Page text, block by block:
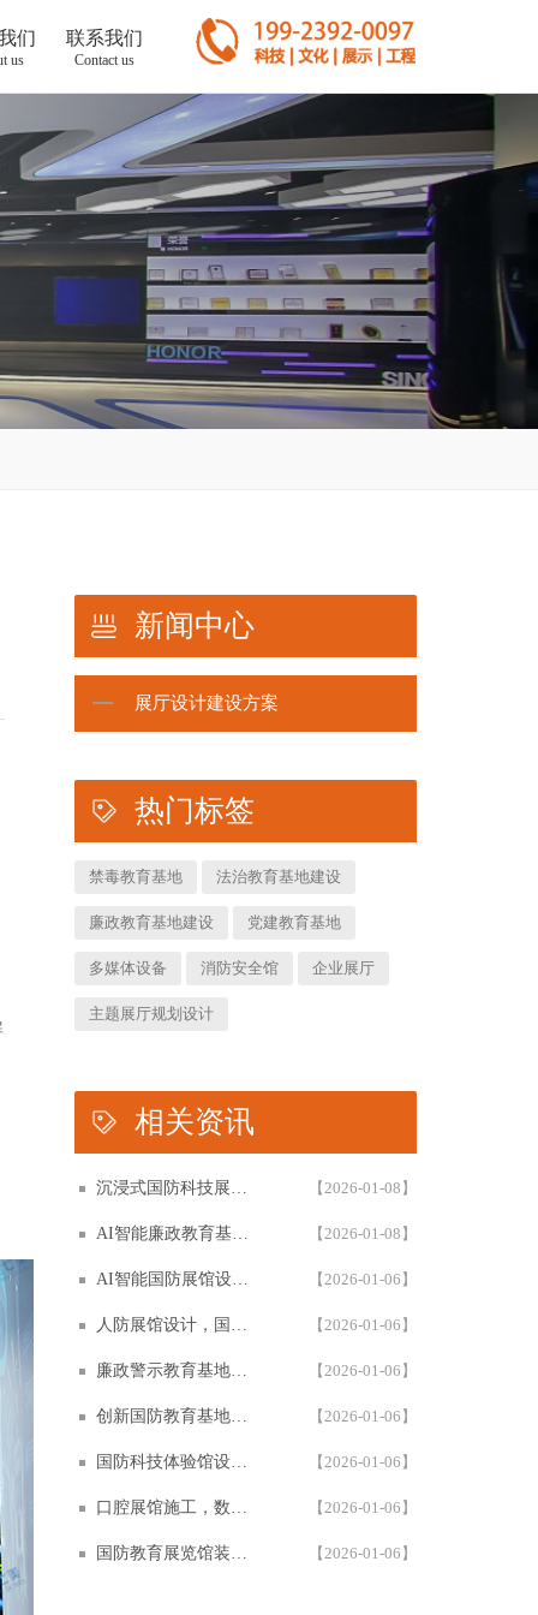
们
us
联系我们
Contact us
新闻中心
展厅设计建设方案
热门标签
禁毒教育基地 法治教育基地建设
廉政教育基地建设 党建教育基地
多媒体设备 消防安全馆 企业展厅
主题展厅规划设计
相关资讯
沉浸式国防科技展馆设计，民防教育体验馆多媒体互动解决方案，以设计施工一体化筑牢国防教育阵地根基 【2026-01-08】
AI智能廉政教育基地设计施工一体化，专业廉政展厅数字化解决方案，以高科技赋能廉政教育阵地创新建设 【2026-01-08】
AI智能国防展馆设计，多媒体互动展厅解决方案，以设计施工一体化筑牢国防教育阵地建设 【2026-01-06】
人防展馆设计，国防展厅多媒体互动解决方案，以设计施工一体化筑牢国防教育阵地 【2026-01-06】
廉政警示教育基地设计施工一体化，多媒体互动廉洁展厅解决方案，以智能科技赋能廉政教育阵地建设 【2026-01-06】
创新国防教育基地网上展馆，多媒体互动国防教育体验馆设计施工一体化，以数字化解决方案筑牢国防教育阵地建设 【2026-01-06】
国防科技体验馆设计施工一体化，多媒体互动国防教育展馆解决方案，以数字化体验赋能国防教育阵地建设 【2026-01-06】
口腔展馆施工，数字化口腔医学博物馆专业解决方案，以设计施工一体化助力口腔健康科普教育阵地建设 【2026-01-06】
国防教育展览馆装修设计，人防博物馆沉浸式解决方案，以设计施工一体化筑牢国防教育阵地根基 【2026-01-06】